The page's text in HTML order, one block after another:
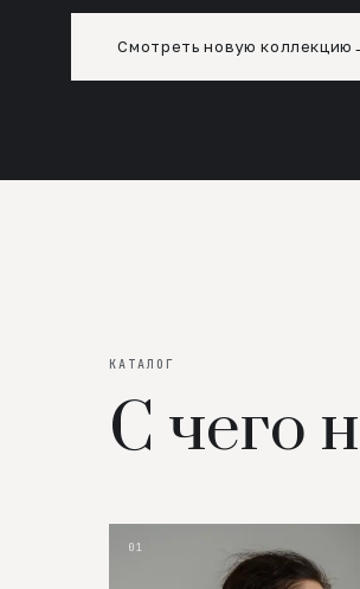
Смотреть новую коллекцию
КАТАЛОГ
С чего
01